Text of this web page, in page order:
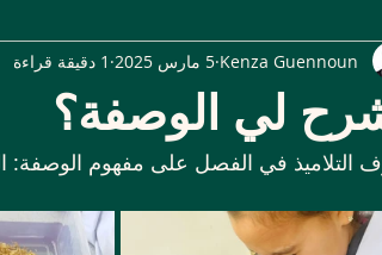
لي الوصفة؟
Kenza Guennoun 5 مارس 2025 1 دقيقة قراءة
التلاميذ في الفصل على مفهوم الوصفة: